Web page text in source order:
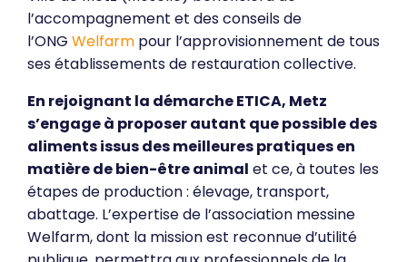
l’accompagnement et des conseils de
l’ONG Welfarm pour l’approvisionnement de tous
ses établissements de restauration collective.
En rejoignant la démarche ETICA, Metz
s’engage à proposer autant que possible des
aliments issus des meilleures pratiques en
matière de bien-être animal et ce, à toutes les
étapes de production : élevage, transport,
abattage. L’expertise de l’association messine
Welfarm, dont la mission est reconnue d’utilité